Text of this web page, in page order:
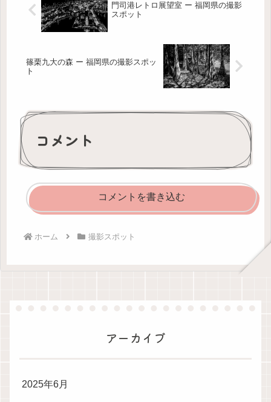
門司港レトロ展望室 ー 福岡県の撮影
スポット
篠栗九大の森 ー 福岡県の撮影スポッ
ト
コメント
コメントを書き込む
ホーム 撮影スポット
アーカイブ
2025年6月